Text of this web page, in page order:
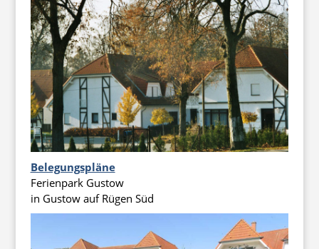
Belegungspläne
Ferienpark Gustow
in Gustow auf Rügen Süd